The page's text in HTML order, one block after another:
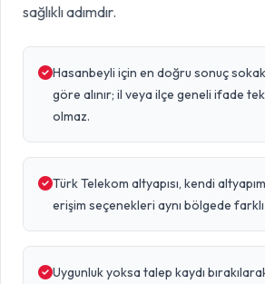
sağlıklı adımdır.
Hasanbeyli için en doğru sonuç
göre alınır; il veya ilçe geneli ifade
olmaz.
Türk Telekom altyapısı, kendi
erişim seçenekleri aynı bölgede
Uygunluk yoksa talep kaydı